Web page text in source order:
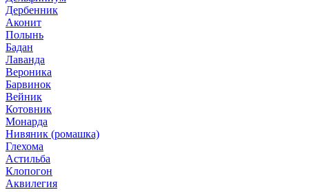
Дербенник
Аконит
Полынь
Бадан
Лаванда
Вероника
Барвинок
Вейник
Котовник
Монарда
Нивяник (ромашка)
Глехома
Астильба
Клопогон
Аквилегия